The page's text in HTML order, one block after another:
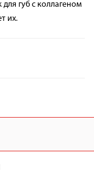
губ с коллагеном
их.